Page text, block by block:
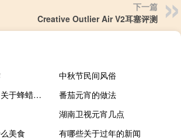
下一篇
Creative Outlier Air V2耳塞评测
中秋节民间风俗
蜂蜡哪里能买到（关于蜂蜡哪里能买到的介绍）
番茄元宵的做法
湖南卫视元宵几点
美食
有哪些关于过年的新闻